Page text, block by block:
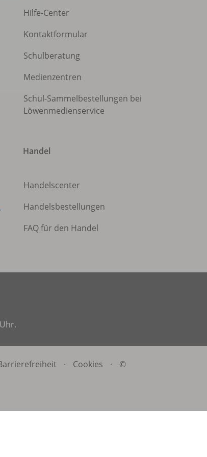
Hilfe-Center
Kontaktformular
Schulberatung
Medienzentren
Schul-Sammelbestellungen bei
Löwenmedienservice
Handel
Handelscenter
Handelsbestellungen
FAQ für den Handel
· Cookies ·
©